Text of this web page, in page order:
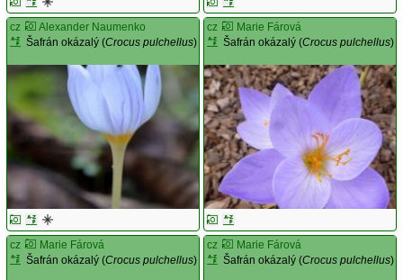
cz
Alexander Naumenko
Šafrán okázalý (Crocus pulchellus)
cz
Marie Fárová
Šafrán okázalý (Crocus pulchellus)
cz
Marie Fárová
Šafrán okázalý (Crocus pulchellus)
cz
Marie Fárová
Šafrán okázalý (Crocus pulchellus)